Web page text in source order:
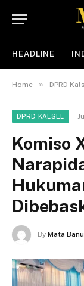
HEADLINE
Home » DPRD
DPRD KALSEL
Komiso
By Mata